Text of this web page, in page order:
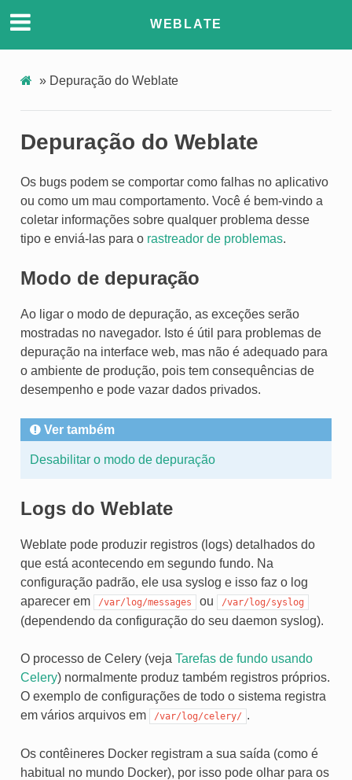
WEBLATE
» Depuração do Weblate
Depuração do Weblate
Os bugs podem se comportar como falhas no aplicativo
ou como um mau comportamento. Você é bem-vindo a
coletar informações sobre qualquer problema desse
tipo e enviá-las para o rastreador de problemas.
Modo de depuração
Ao ligar o modo de depuração, as exceções serão
mostradas no navegador. Isto é útil para problemas de
depuração na interface web, mas não é adequado para
o ambiente de produção, pois tem consequências de
desempenho e pode vazar dados privados.
Ver também
Desabilitar o modo de depuração
Logs do Weblate
Weblate pode produzir registros (logs) detalhados do
que está acontecendo em segundo fundo. Na
configuração padrão, ele usa syslog e isso faz o log
aparecer em
/var/log/messages ou /var/log/syslog
(dependendo da configuração do seu daemon syslog).
O processo de Celery (veja Tarefas de fundo usando
Celery) normalmente produz também registros próprios.
O exemplo de configurações de todo o sistema registra
em vários arquivos em
/var/log/celery/ .
Os contêineres Docker registram a sua saída (como é
habitual no mundo Docker), por isso pode olhar para os